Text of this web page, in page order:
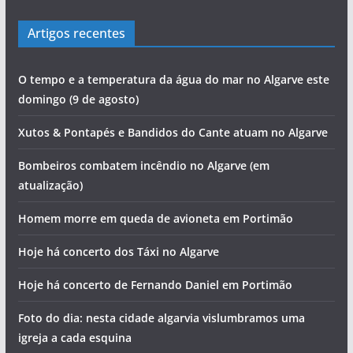
Artigos recentes
O tempo e a temperatura da água do mar no Algarve este
domingo (9 de agosto)
Xutos & Pontapés e Bandidos do Cante atuam no Algarve
Bombeiros combatem incêndio no Algarve (em
atualização)
Homem morre em queda de avioneta em Portimão
Hoje há concerto dos Táxi no Algarve
Hoje há concerto de Fernando Daniel em Portimão
Foto do dia: nesta cidade algarvia vislumbramos uma
igreja a cada esquina